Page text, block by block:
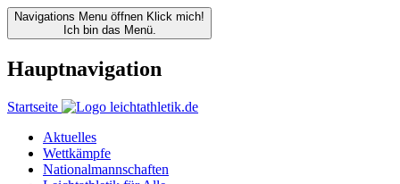
Navigations Menu öffnen Klick mich!
Ich bin das Menü.
Hauptnavigation
Startseite
Aktuelles
Wettkämpfe
Nationalmannschaften